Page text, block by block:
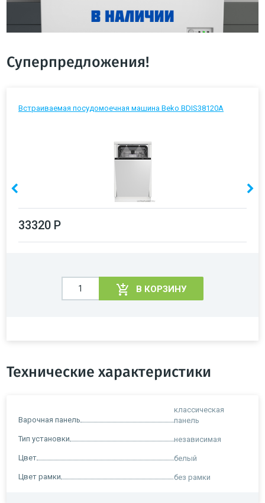
Суперпредложения!
Встраиваемая посудомоечная машина Beko BDIS38120A
33320 Р
В КОРЗИНУ
Технические характеристики
Варочная панель
классическая
панель
Тип установки независимая
Цвет белый
Цвет рамки без рамки